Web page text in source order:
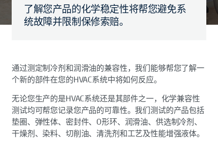
了解您产品的化学稳定性将帮您避免系
统故障并限制保修索赔。
通过测定制冷剂和润滑油的兼容性，我们能够帮您了解一
个新的部件在您的HVAC系统中将如何反应。
无论您生产的是HVAC系统还是其部件之一，化学兼容性
测试均可帮您记录您产品的可靠性。我们测试的产品包括
垫圈、弹性体、密封件、O形环、润滑油、供选制冷剂、
干燥剂、染料、切削油、清洗剂和工艺及性能增强液体。